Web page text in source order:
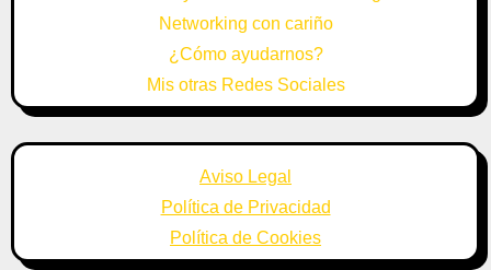
Networking con cariño
¿Cómo ayudarnos?
Mis otras Redes Sociales
Aviso Legal
Política de Privacidad
Política de Cookies